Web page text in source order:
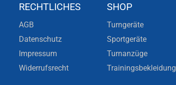
RECHTLICHES
AGB
Datenschutz
Impressum
Widerrufsrecht
SHOP
Turngeräte
Sportgeräte
Turnanzüge
Trainingsbekleidung